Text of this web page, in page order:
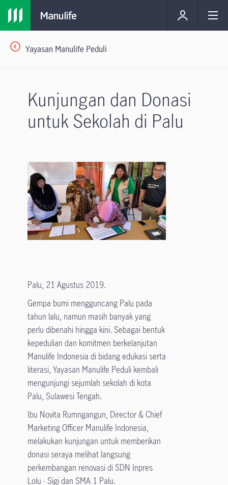
Yayasan Manulife Peduli
Kunjungan dan Donasi
untuk Sekolah di Palu
Palu, 21 Agustus 2019.
Gempa bumi mengguncang Palu pada
tahun lalu, namun masih banyak yang
perlu dibenahi hingga kini. Sebagai bentuk
kepedulian dan komitmen berkelanjutan
Manulife Indonesia di bidang edukasi serta
literasi, Yayasan Manulife Peduli kembali
mengunjungi sejumlah sekolah di kota
Palu, Sulawesi Tengah.
Ibu Novita Rumngangun, Director & Chief
Marketing Officer Manulife Indonesia,
melakukan kunjungan untuk memberikan
donasi seraya melihat langsung
perkembangan renovasi di SDN Inpres
Lolu - Sigi dan SMA 1 Palu.